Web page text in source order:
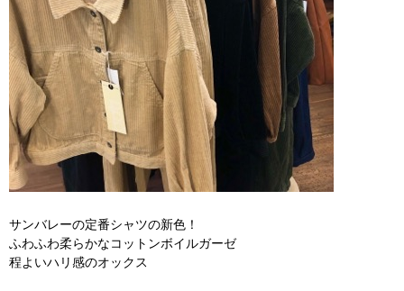
サンバレーの定番シャツの新色！
ふわふわ柔らかなコットンボイルガーゼ
程よいハリ感のオックス